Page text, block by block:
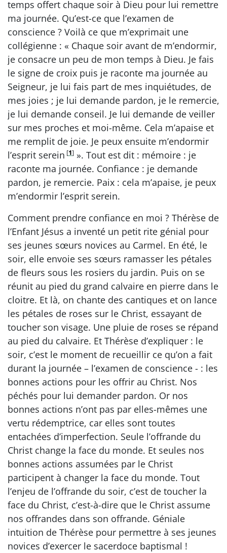
temps offert chaque soir à Dieu pour lui remettre
ma journée. Qu’est-ce que l’examen de
conscience ? Voilà ce que m’exprimait une
collégienne : « Chaque soir avant de m’endormir,
je consacre un peu de mon temps à Dieu. Je fais
le signe de croix puis je raconte ma journée au
Seigneur, je lui fais part de mes inquiétudes, de
mes joies ; je lui demande pardon, je le remercie,
je lui demande conseil. Je lui demande de veiller
sur mes proches et moi-même. Cela m’apaise et
me remplit de joie. Je peux ensuite m’endormir
l’esprit serein [1] ». Tout est dit : mémoire : je
raconte ma journée. Confiance : je demande
pardon, je remercie. Paix : cela m’apaise, je peux
m’endormir l’esprit serein.
Comment prendre confiance en moi ? Thérèse de
l’Enfant Jésus a inventé un petit rite génial pour
ses jeunes sœurs novices au Carmel. En été, le
soir, elle envoie ses sœurs ramasser les pétales
de fleurs sous les rosiers du jardin. Puis on se
réunit au pied du grand calvaire en pierre dans le
cloitre. Et là, on chante des cantiques et on lance
les pétales de roses sur le Christ, essayant de
toucher son visage. Une pluie de roses se répand
au pied du calvaire. Et Thérèse d’expliquer : le
soir, c’est le moment de recueillir ce qu’on a fait
durant la journée – l’examen de conscience - : les
bonnes actions pour les offrir au Christ. Nos
péchés pour lui demander pardon. Or nos
bonnes actions n’ont pas par elles-mêmes une
vertu rédemptrice, car elles sont toutes
entachées d’imperfection. Seule l’offrande du
Christ change la face du monde. Et seules nos
bonnes actions assumées par le Christ
participent à changer la face du monde. Tout
l’enjeu de l’offrande du soir, c’est de toucher la
face du Christ, c’est-à-dire que le Christ assume
nos offrandes dans son offrande. Géniale
intuition de Thérèse pour permettre à ses jeunes
novices d’exercer le sacerdoce baptismal !